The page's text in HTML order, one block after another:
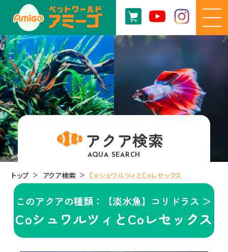
アクア検索
AQUA SEARCH
トップ アクア検索 CoシュワルツィとCoレセックス
このアクアの種類：【淡水魚】コリドラス ＞
CoシュワルツィとCoレセックス